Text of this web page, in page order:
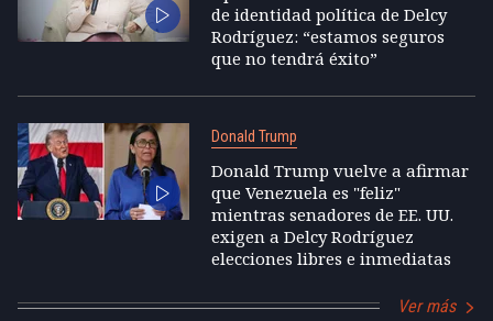
de identidad política de Delcy
Rodríguez: “estamos seguros
que no tendrá éxito”
Donald Trump
Donald Trump vuelve a afirmar
que Venezuela es "feliz"
mientras senadores de EE. UU.
exigen a Delcy Rodríguez
elecciones libres e inmediatas
Ver más